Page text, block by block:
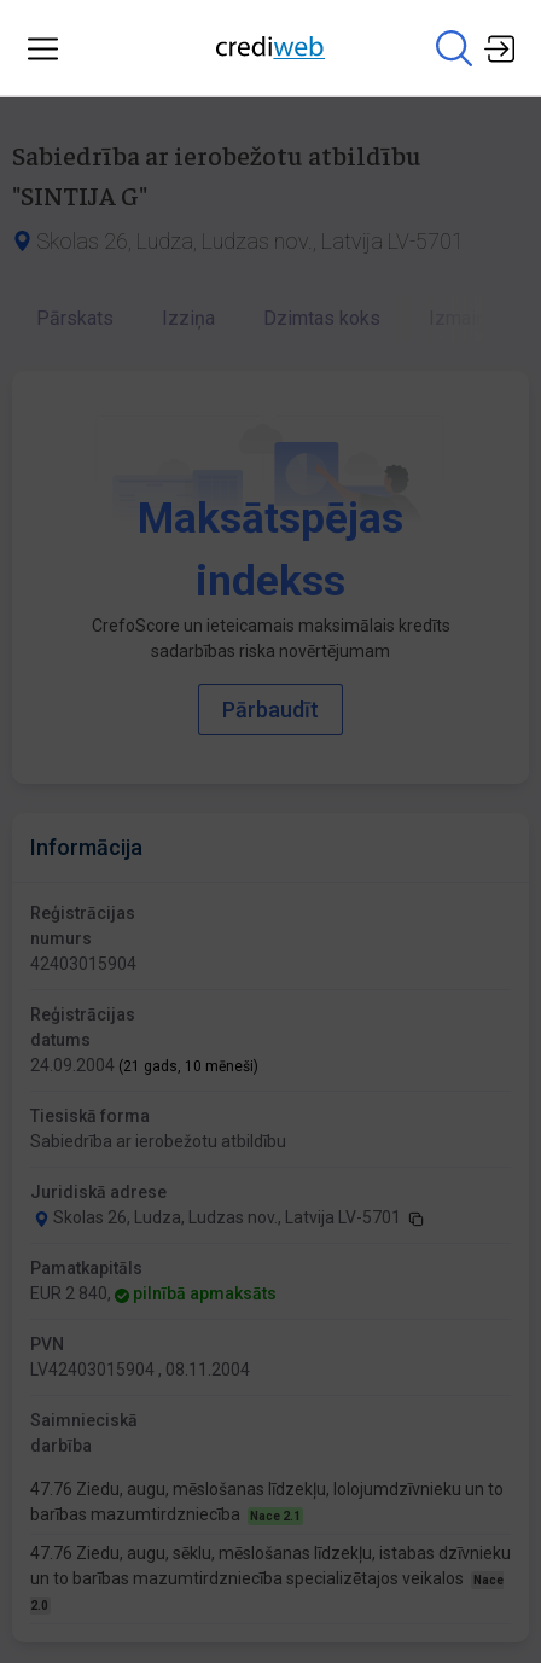
Sabiedrība ar ierobežotu atbildību
"SINTIJA G"
Skolas 26, Ludza, Ludzas nov., Latvija LV-5701
Pārskats Izziņa Dzimtas koks
Maksātspējas
indekss
CrefoScore un ieteicamais maksimālais kredīts
sadarbības riska novērtējumam
Pārbaudīt
Informācija
Reģistrācijas
numurs
42403015904
Reģistrācijas
datums
24.09.2004 (21 gads, 10 mēneši)
Tiesiskā forma
Sabiedrība ar ierobežotu atbildību
Juridiskā adrese
Skolas 26, Ludza, Ludzas nov., Latvija LV-5701
Pamatkapitāls
EUR 2 840,
pilnībā apmaksāts
PVN
LV42403015904 , 08.11.2004
Saimnieciskā
darbība
47.76 Ziedu, augu, mēslošanas līdzekļu, lolojumdzīvnieku un to
barības mazumtirdzniecība
Nace 2.1
47.76 Ziedu, augu, sēklu, mēslošanas līdzekļu, istabas dzīvnieku
un to barības mazumtirdzniecība specializētajos veikalos
Nace
2.0